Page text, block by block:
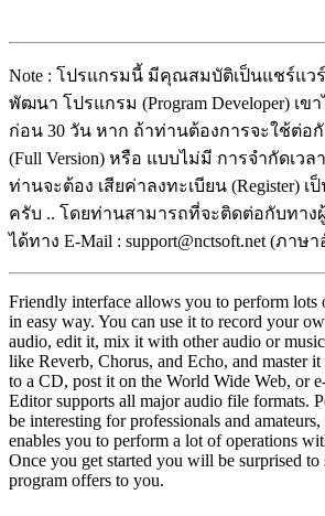
Note : โปรแกรมนี้ มีคุณสมบัติเป็นแชร์แวร์
พัฒนา โปรแกรม (Program Developer) เ
ก่อน 30 วัน หาก ถ้าท่านต้องการจะใช้ต่อ
(Full Version) หรือ แบบไม่มี การจำกัดเวล
ท่านจะต้อง เสียค่าลงทะเบียน (Register) เ
ครับ .. โดยท่านสามารถที่จะติดต่อกับทา
ได้ทาง E-Mail : support@nctsoft.net (ภา
Friendly interface allows you to perform lots
in easy way. You can use it to record your
audio, edit it, mix it with other audio or
like Reverb, Chorus, and Echo, and master
to a CD, post it on the World Wide Web, or
Editor supports all major audio file formats.
be interesting for professionals and
enables you to perform a lot of operations
Once you get started you will be surprised to
program offers to you.